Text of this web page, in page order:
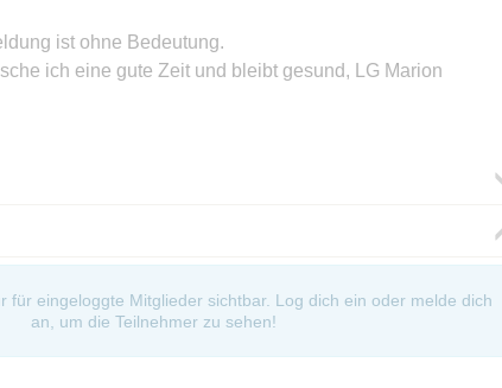
ist ohne Bedeutung.
ich eine gute Zeit und bleibt gesund, LG Marion
für eingeloggte Mitglieder sichtbar. Log dich ein oder melde dich
an, um die Teilnehmer zu sehen!